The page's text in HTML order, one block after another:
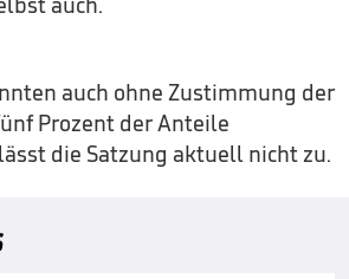
auch ohne Zustimmung der
Prozent der Anteile
die Satzung aktuell nicht zu.